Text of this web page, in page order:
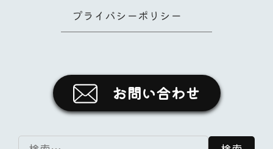
プライバシーポリシー
お問い合わせ